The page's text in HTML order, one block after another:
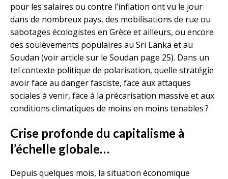
pour les salaires ou contre l’inflation ont vu le jour
dans de nombreux pays, des mobilisations de rue ou
sabotages écologistes en Grèce et ailleurs, ou encore
des soulèvements populaires au Sri Lanka et au
Soudan (voir article sur le Soudan page 25). Dans un
tel contexte politique de polarisation, quelle stratégie
avoir face au danger fasciste, face aux attaques
sociales à venir, face à la précarisation massive et aux
conditions climatiques de moins en moins tenables ?
Crise profonde du capitalisme à
l’échelle globale…
Depuis quelques mois, la situation économique